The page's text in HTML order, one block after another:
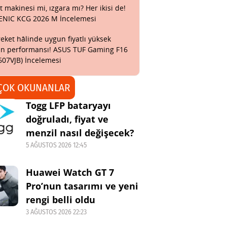
makinesi mi, ızgara mı? Her ikisi de!
KCG 2026 M İncelemesi
hâlinde uygun fiyatlı yüksek
performansı! ASUS TUF Gaming F16
İncelemesi
OKUNANLAR
Togg LFP bataryayı
doğruladı, fiyat ve
menzil nasıl değişecek?
5 AĞUSTOS 2026 12:45
Huawei Watch GT 7
Pro’nun tasarımı ve yeni
rengi belli oldu
3 AĞUSTOS 2026 22:23